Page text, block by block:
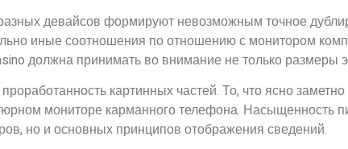
девайсов формируют невозможным точное
иные соотношения по отношению с монитором
должна принимать во внимание не только
проработанность картинных частей. То, что ясно
мониторе карманного телефона. Насыщенность
но и основных принципов отображения сведений.